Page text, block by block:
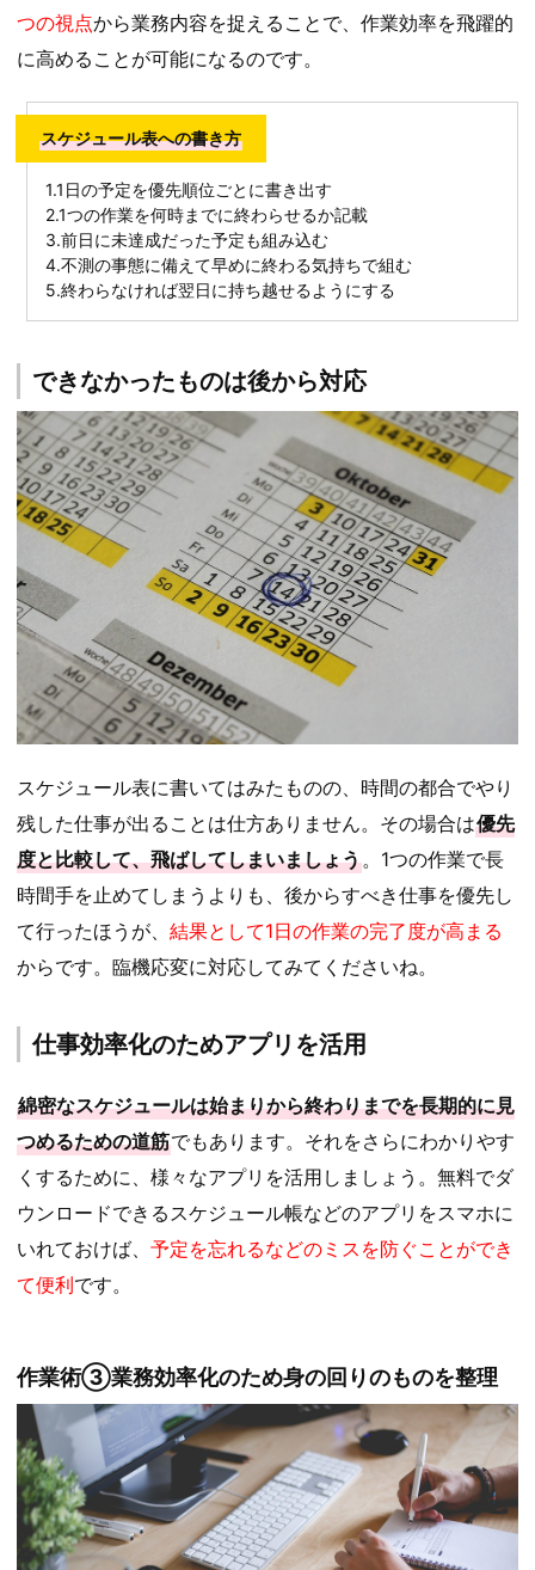
つの視点から業務内容を捉えることで、作業効率を飛躍的
に高めることが可能になるのです。
スケジュール表への書き方
1.1日の予定を優先順位ごとに書き出す
2.1つの作業を何時までに終わらせるか記載
3.前日に未達成だった予定も組み込む
4.不測の事態に備えて早めに終わる気持ちで組む
5.終わらなければ翌日に持ち越せるようにする
できなかったものは後から対応
スケジュール表に書いてはみたものの、時間の都合でやり
残した仕事が出ることは仕方ありません。その場合は優先
度と比較して、飛ばしてしまいましょう。1つの作業で長
時間手を止めてしまうよりも、後からすべき仕事を優先し
て行ったほうが、 結果として1日の作業の完了度が高まる
からです。臨機応変に対応してみてくださいね。
仕事効率化のためアプリを活用
綿密なスケジュールは始まりから終わりまでを長期的に見
つめるための道筋でもあります。それをさらにわかりやす
くするために、様々なアプリを活用しましょう。無料でダ
ウンロードできるスケジュール帳などのアプリをスマホに
いれておけば、 予定を忘れるなどのミスを防ぐことができ
て便利です。
作業術③業務効率化のため身の回りのものを整理